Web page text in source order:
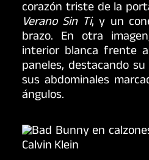
corazón triste de la
Verano Sin Ti, y un
brazo. En otra
interior blanca frente
paneles, destacando
sus abdominales
ángulos.